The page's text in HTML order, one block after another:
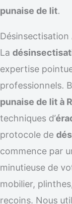
punaise de lit.
Désinsectisation
La
expertise
professionnels.
punaise de lit à
techniques d’
protocole de
commence par
minutieuse de
mobilier,
recoins. Nous